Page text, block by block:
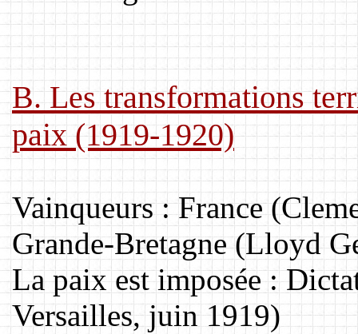
B. Les transformations
paix (1919-1920)
Vainqueurs : France
Grande-Bretagne (Lloyd
La paix est imposée :
Versailles, juin 1919)